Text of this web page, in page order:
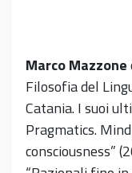
Marco Mazzone
Filosofia del
Catania. I suoi
Pragmatics.
consciousness”